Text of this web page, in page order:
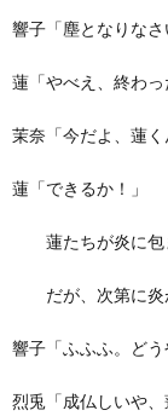
響子「塵となりなさ
蓮「やべえ、終わっ
茉奈「今だよ、蓮く
蓮「できるか！」
蓮たちが炎に包
だが、次第に炎
響子「ふふふ。どう
烈兎「成仏しいや、